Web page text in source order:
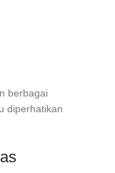
berbagai
diperhatikan